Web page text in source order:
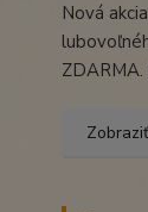
Nová
ZDARMA.